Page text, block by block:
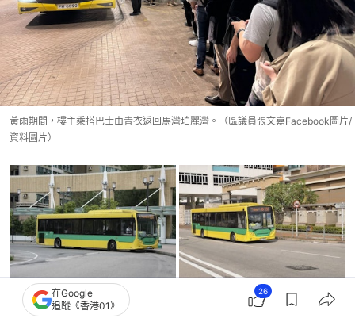
黃雨期間，樓主乘搭巴士由青衣返回馬灣珀麗灣。（區議員張文嘉Facebook圖片/
資料圖片）
在Google
追蹤《香港01》
26